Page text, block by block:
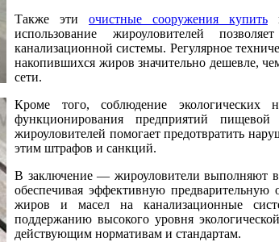
Также эти очистные сооружения купить
использование жироуловителей
канализационной системы. Регулярное
накопившихся жиров значительно дешевле,
сети.
Кроме того, соблюдение экологических
функционирования предприятий
жироуловителей помогает предотвратить
этим штрафов и санкций.
В заключение — жироуловители выполняют
обеспечивая эффективную предварительную
жиров и масел на канализационные
поддержанию высокого уровня
действующим нормативам и стандартам.